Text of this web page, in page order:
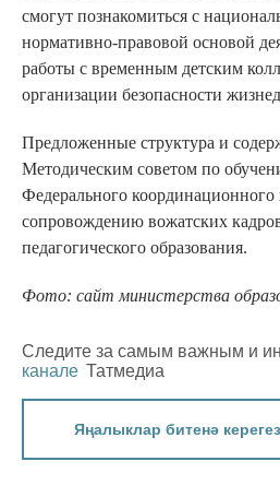
смогут познакомиться с
нормативно-правовой основой
работы с временным детским
организации безопасности
Предложенные структура и
Методическим советом по
Федерального координационного
сопровождению вожатских
педагогического образования.
Фото: сайт министерства
Следите за самым важным и
канале Татмедиа
Яңалыклар битенә керегез